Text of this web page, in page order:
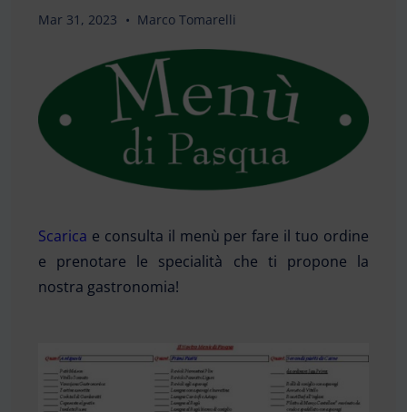
Mar 31, 2023 Marco Tomarelli
Scarica e consulta il menù per fare il tuo ordine
e prenotare le specialità che ti propone la
nostra gastronomia!